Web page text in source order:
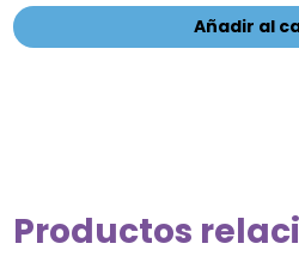
Añadir al
Productos